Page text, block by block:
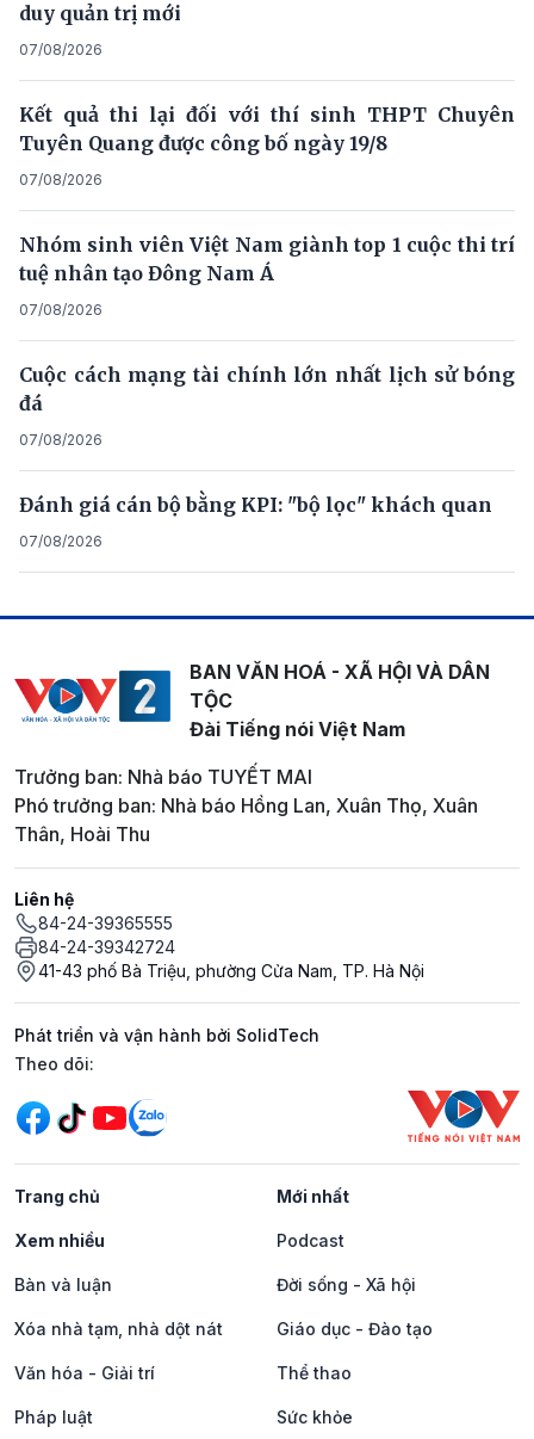
duy quản trị mới
07/08/2026
Kết quả thi lại đối với thí sinh THPT Chuyên
Tuyên Quang được công bố ngày 19/8
07/08/2026
Nhóm sinh viên Việt Nam giành top 1 cuộc thi trí
tuệ nhân tạo Đông Nam Á
07/08/2026
Cuộc cách mạng tài chính lớn nhất lịch sử bóng
đá
07/08/2026
Đánh giá cán bộ bằng KPI: "bộ lọc" khách quan
07/08/2026
BAN VĂN HOÁ - XÃ HỘI VÀ DÂN
TỘC
Đài Tiếng nói Việt Nam
Trưởng ban: Nhà báo TUYẾT MAI
Phó trưởng ban: Nhà báo Hồng Lan, Xuân Thọ, Xuân
Thân, Hoài Thu
Liên hệ
84-24-39365555
84-24-39342724
41-43 phố Bà Triệu, phường Cửa Nam, TP. Hà Nội
Phát triển và vận hành bởi SolidTech
Mạng xã hội
Theo dõi:
Trang chủ Mới nhất
Xem nhiều Podcast
Bàn và luận Đời sống - Xã hội
Xóa nhà tạm, nhà dột nát Giáo dục - Đào tạo
Văn hóa - Giải trí Thể thao
Pháp luật Sức khỏe